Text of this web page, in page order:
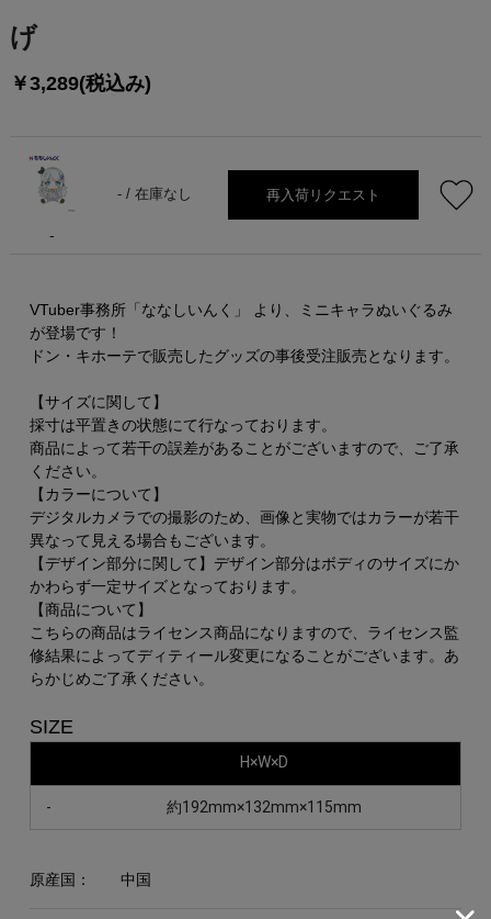
げ
￥3,289(税込み)
-
- /在庫なし 再入荷リクエスト
VTuber事務所「ななしいんく」 より、ミニキャラぬいぐるみ
が登場です！
ドン・キホーテで販売したグッズの事後受注販売となります。
【サイズに関して】
採寸は平置きの状態にて行なっております。
商品によって若干の誤差があることがございますので、ご了承
ください。
【カラーについて】
デジタルカメラでの撮影のため、画像と実物ではカラーが若干
異なって見える場合もございます。
【デザイン部分に関して】デザイン部分はボディのサイズにか
かわらず一定サイズとなっております。
【商品について】
こちらの商品はライセンス商品になりますので、ライセンス監
修結果によってディティール変更になることがございます。あ
らかじめご了承ください。
SIZE
H×W×D
- 約192mm×132mm×115mm
原産国： 中国